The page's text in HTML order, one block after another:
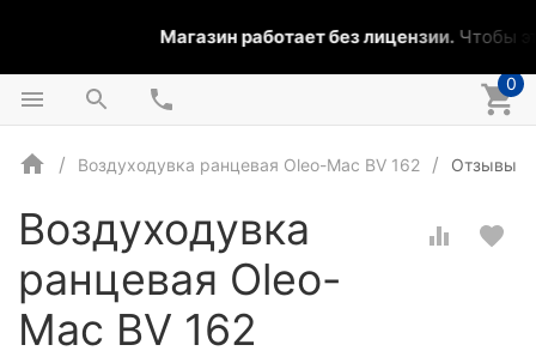
Магазин работает без лицензии.Чтобы
0
Воздуходувка ранцевая Oleo-Mac BV 162 Отзывы
Воздуходувка
ранцевая Oleo-
Mac BV 162